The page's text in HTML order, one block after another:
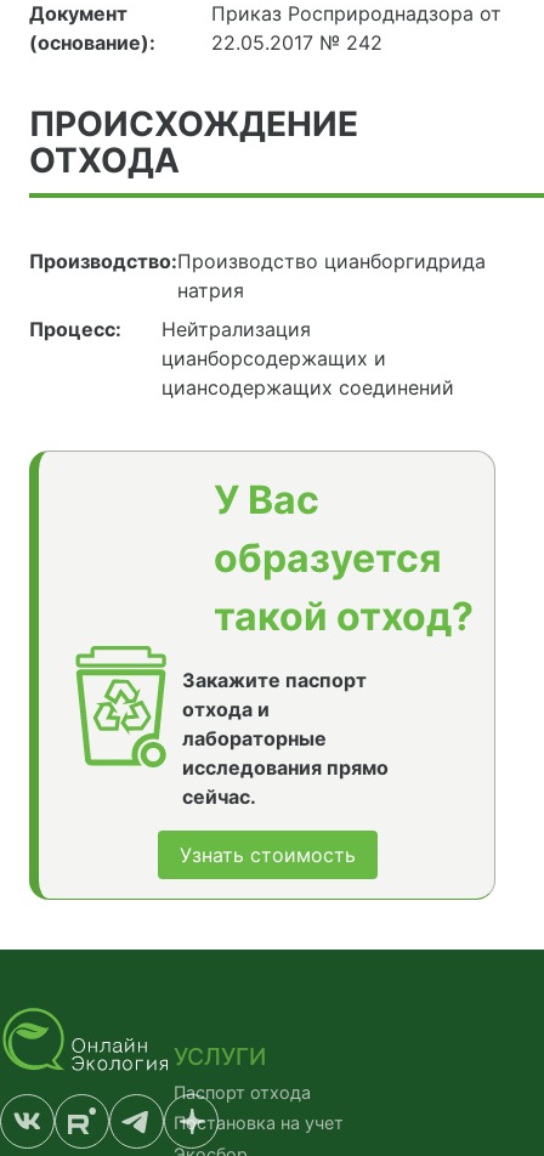
Документ
(основание):
Приказ Росприроднадзора от
22.05.2017 № 242
ПРОИСХОЖДЕНИЕ
ОТХОДА
Производство:Производство цианборгидрида
натрия
Процесс:
Нейтрализация
цианборсодержащих и
циансодержащих соединений
У Вас
образуется
такой отход?
Закажите паспорт
отхода и
лабораторные
исследования прямо
сейчас.
Узнать стоимость
УСЛУГИ
Паспорт отхода
Постановка на учет